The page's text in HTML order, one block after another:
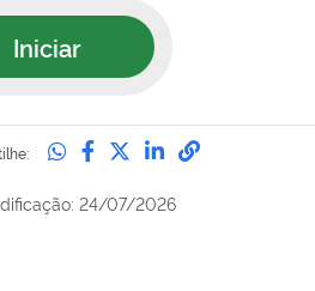
Iniciar
Compartilhe no
Compartilhe no
Compartilhe no
Compartilhe
24/07/2026